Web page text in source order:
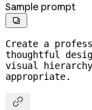
Sample prompt

Create a
thoughtful
visual
appropriate.
